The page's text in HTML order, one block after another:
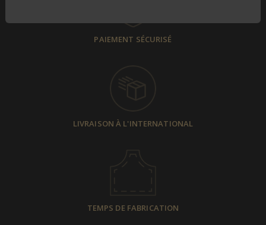
PAIEMENT SÉCURISÉ
LIVRAISON À L'INTERNATIONAL
TEMPS DE FABRICATION